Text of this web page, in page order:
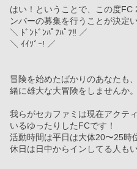
はい！ということで、この度FC
ンバーの募集を行うことが決定
＼ ﾄﾞﾝﾄﾞﾝﾊﾟﾌﾊﾟﾌ‼︎ ／
＼ ｲｲｿﾞｰ! ／
冒険を始めたばかりのあなたも
緒に雄大な大冒険をしませんか。
我らがセカファミは現在アクテ
いるゆったりしたFCです！
活動時間は平日は大体20〜25時
休日は日中からインしてる人もい